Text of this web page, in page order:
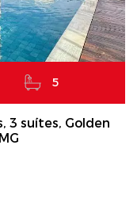
5
3 suítes, Golden